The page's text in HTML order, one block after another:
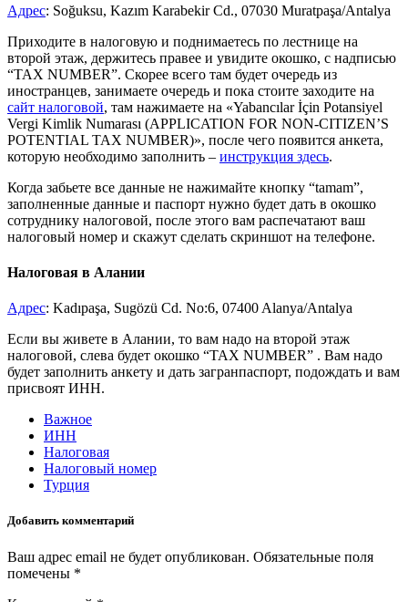
Адрес: Soğuksu, Kazım Karabekir Cd., 07030 Muratpaşa/Antalya
Приходите в налоговую и поднимаетесь по лестнице на
второй этаж, держитесь правее и увидите окошко, с надписью
“TAX NUMBER”. Скорее всего там будет очередь из
иностранцев, занимаете очередь и пока стоите заходите на
сайт налоговой, там нажимаете на «Yabancılar İçin Potansiyel
Vergi Kimlik Numarası (APPLICATION FOR NON-CITIZEN’S
POTENTIAL TAX NUMBER)», после чего появится анкета,
которую необходимо заполнить – инструкция здесь.
Когда забьете все данные не нажимайте кнопку “tamam”,
заполненные данные и паспорт нужно будет дать в окошко
сотруднику налоговой, после этого вам распечатают ваш
налоговый номер и скажут сделать скриншот на телефоне.
Налоговая в Алании
Адрес: Kadıpaşa, Sugözü Cd. No:6, 07400 Alanya/Antalya
Если вы живете в Алании, то вам надо на второй этаж
налоговой, слева будет окошко “TAX NUMBER” . Вам надо
будет заполнить анкету и дать загранпаспорт, подождать и вам
присвоят ИНН.
Важное
ИНН
Налоговая
Налоговый номер
Турция
Добавить комментарий
Ваш адрес email не будет опубликован. Обязательные поля
помечены *